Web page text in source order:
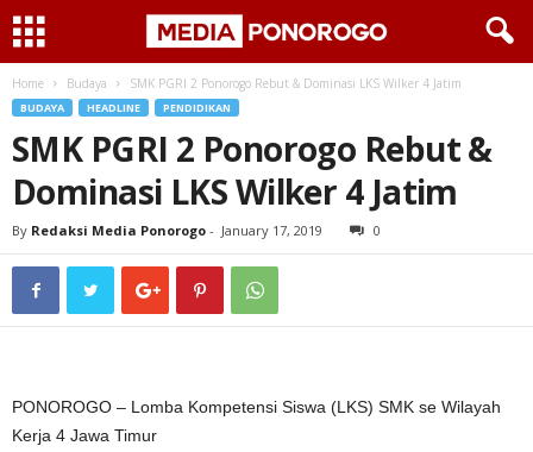
Home Budaya SMK PGRI 2 Ponorogo Rebut & Dominasi LKS Wilker 4 Jatim
BUDAYA HEADLINE PENDIDIKAN
SMK PGRI 2 Ponorogo Rebut &
Dominasi LKS Wilker 4 Jatim
By Redaksi Media Ponorogo - January 17, 2019 0
PONOROGO – Lomba Kompetensi Siswa (LKS) SMK se Wilayah
Kerja 4 Jawa Timur